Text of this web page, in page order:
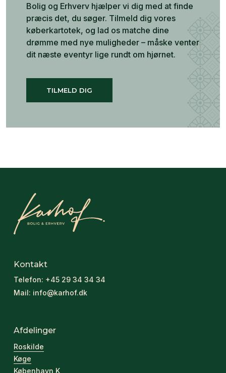
Bolig og Erhverv hjælper vi dig med at finde
præcis det, du søger. Tilmeld dig vores
køberkartotek, og lad os matche dine
drømme med nye muligheder – måske venter
dit næste eventyr lige rundt om hjørnet.
TILMELD DIG
Kontakt
Telefon: +45 29 34 34 34
Mail: info@karhof.dk
Afdelinger
Roskilde
Køge
København K